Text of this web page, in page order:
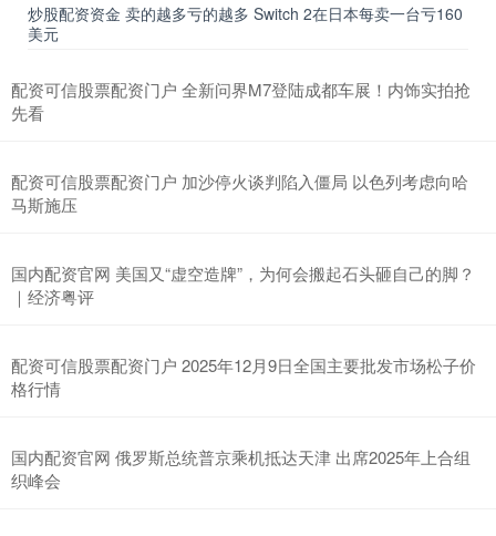
炒股配资资金 卖的越多亏的越多 Switch 2在日本每卖一台亏160
美元
配资可信股票配资门户 全新问界M7登陆成都车展！内饰实拍抢
先看
配资可信股票配资门户 加沙停火谈判陷入僵局 以色列考虑向哈
马斯施压
国内配资官网 美国又“虚空造牌”，为何会搬起石头砸自己的脚？
｜经济粤评
配资可信股票配资门户 2025年12月9日全国主要批发市场松子价
格行情
国内配资官网 俄罗斯总统普京乘机抵达天津 出席2025年上合组
织峰会